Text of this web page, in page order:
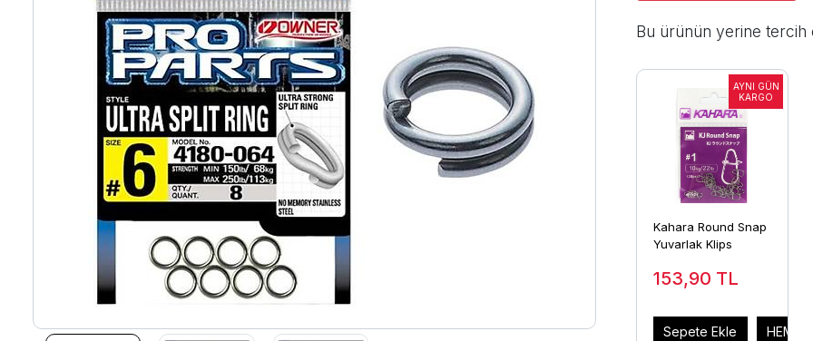
Bu ürünün yerine
Kahara Round Snap
Yuvarlak Klips
153,90 TL
Sepete Ekle HEMEN